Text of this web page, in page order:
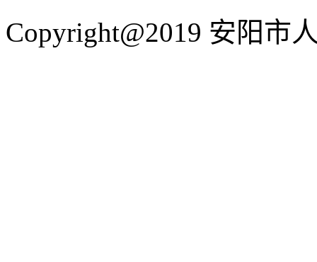
Copyright@2019 安阳市